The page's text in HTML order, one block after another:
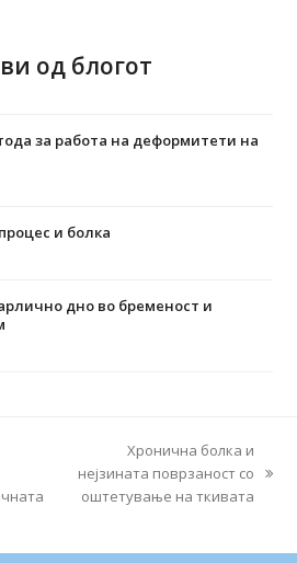
од блогот
за работа на деформитети на
и болка
дно во бременост и
next
post:
Хронична болка и
нејзината поврзаност со
оштетување на ткивата